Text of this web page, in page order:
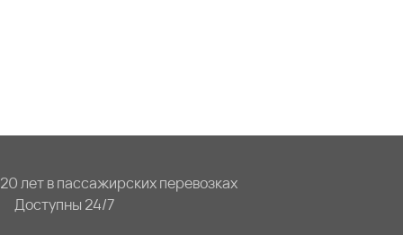
20 лет в пассажирских перевозках
Доступны 24/7